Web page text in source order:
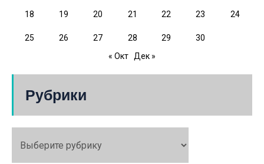
18 19 20 21 22 23 24
25 26 27 28 29
30
« Окт Дек »
Рубрики